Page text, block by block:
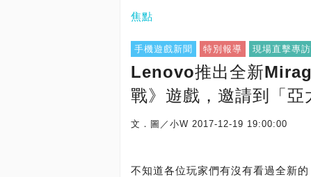
焦點
手機遊戲新聞 特別報導 現場直擊專訪
Lenovo推出全新
戰》遊戲，邀請到「亞
文．圖／小W 2017-12-19 19:00:00
不知道各位玩家們有沒有看過全新